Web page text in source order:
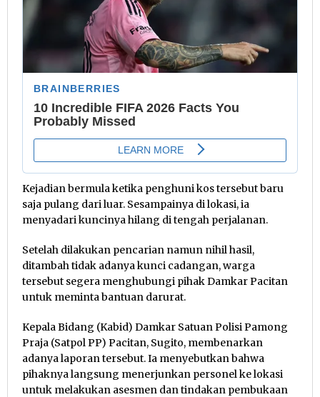
Kejadian bermula ketika penghuni kos tersebut baru
saja pulang dari luar. Sesampainya di lokasi, ia
menyadari kuncinya hilang di tengah perjalanan.
Setelah dilakukan pencarian namun nihil hasil,
ditambah tidak adanya kunci cadangan, warga
tersebut segera menghubungi pihak Damkar Pacitan
untuk meminta bantuan darurat.
Kepala Bidang (Kabid) Damkar Satuan Polisi Pamong
Praja (Satpol PP) Pacitan, Sugito, membenarkan
adanya laporan tersebut. Ia menyebutkan bahwa
pihaknya langsung menerjunkan personel ke lokasi
untuk melakukan asesmen dan tindakan pembukaan